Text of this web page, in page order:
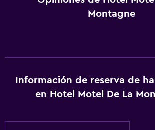
Montagne
Información de reserva de
en Hotel Motel De La